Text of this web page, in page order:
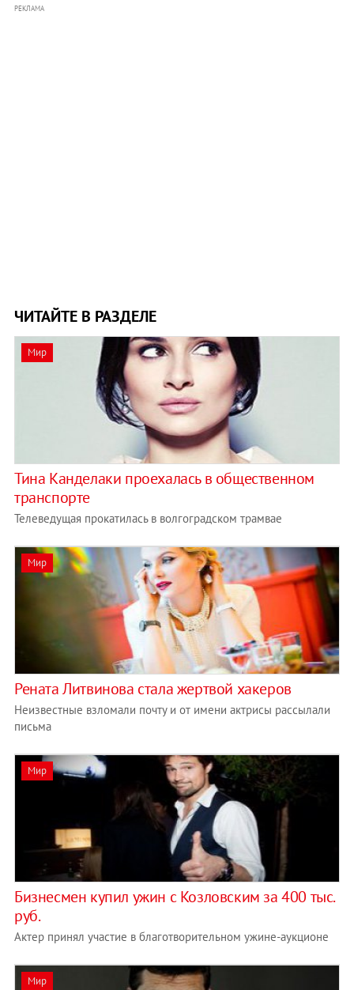
РЕКЛАМА
ЧИТАЙТЕ В РАЗДЕЛЕ
Мир
Тина Канделаки проехалась в общественном
транспорте
Телеведущая прокатилась в волгоградском трамвае
Мир
Рената Литвинова стала жертвой хакеров
Неизвестные взломали почту и от имени актрисы рассылали
письма
Мир
Бизнесмен купил ужин с Козловским за 400 тыс.
руб.
Актер принял участие в благотворительном ужине-аукционе
Мир